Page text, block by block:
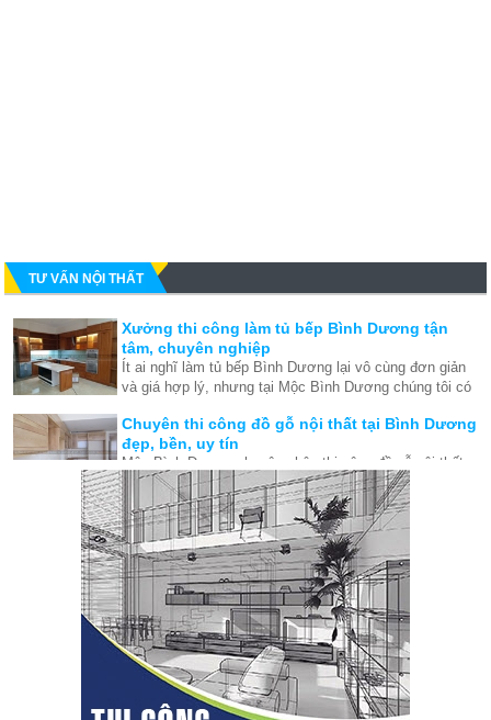
TƯ VẤN NỘI THẤT
Xưởng thi công làm tủ bếp Bình Dương tận
tâm, chuyên nghiệp
Ít ai nghĩ làm tủ bếp Bình Dương lại vô cùng đơn giản
và giá hợp lý, nhưng tại Mộc Bình Dương chúng tôi có
chuyên nghiệp.
Chuyên thi công đồ gỗ nội thất tại Bình Dương
đẹp, bền, uy tín
Mộc Bình Dương chuyên nhận thi công đồ gỗ nội thất
Bình Dương cam kêt chất lượng, bền, đẹp và giá cả
cạnh tranh nhất.